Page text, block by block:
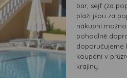
bar, sejf (za
pláži jsou za
nákupní
pohodlně
doporučujeme
koupání v
krajiny.